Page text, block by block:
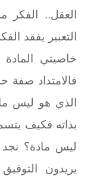
العقل.. الفكر
التعبير يفقد
خاصيتي المادة
فالامتداد صفة
الذي هو ليس
بذاته فكيف
ليس مادة؟ نجد
يريدون